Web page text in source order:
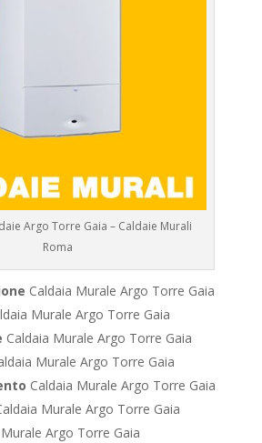
Argo Torre Gaia – Caldaie Murali
Roma
Caldaia Murale Argo Torre Gaia
Murale Argo Torre Gaia
Caldaia Murale Argo Torre Gaia
Murale Argo Torre Gaia
Caldaia Murale Argo Torre Gaia
Murale Argo Torre Gaia
Argo Torre Gaia